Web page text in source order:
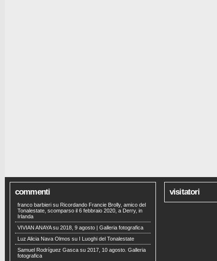
commenti
franco barbieri su Ricordando Francie Brolly, amico del
Tonalestate, scomparso il 6 febbraio 2020, a Derry, in
Irlanda
VIVIAN ANAYAsu 2018, 9 agosto | Galleria fotografica
Luz Alicia Nava Olmos su
I Luoghi del Tonalestate
Samuel Rodríguez Gasca su 2017, 10 agosto. Galleria
fotografica
visitatori